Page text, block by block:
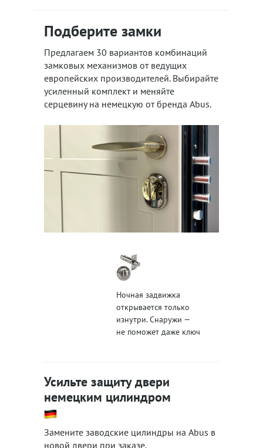
Подберите замки
Предлагаем 30 вариантов комбинаций
замковых механизмов от ведущих
европейских производителей. Выбирайте
усиленный комплект и меняйте
серцевину на немецкую от бренда Abus.
Ночная задвижка
открывается только
изнутри. Снаружи —
не поможет даже ключ
Усильте защиту двери
немецким цилиндром
Замените заводские цилиндры на Abus в
новой двери при заказе.